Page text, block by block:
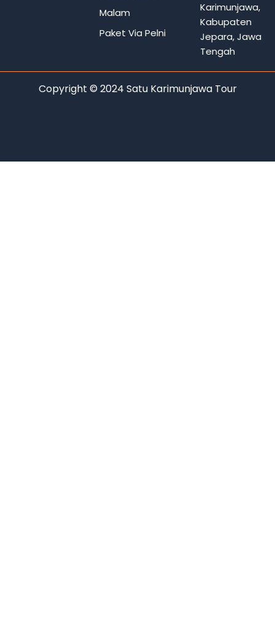
Malam
Paket Via Pelni
Karimunjawa,
Kabupaten
Jepara, Jawa
Tengah
Copyright © 2024 Satu Karimunjawa Tour